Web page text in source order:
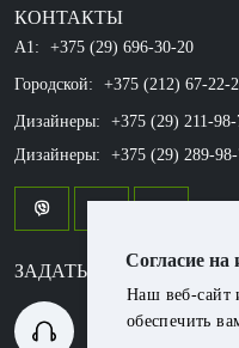
КОНТАКТЫ
A1: +375 (29) 696-30-20
Городской: +375 (212) 67-22-
Дизайнеры:
+375 (29) 211-98-
Дизайнеры:
+375 (29) 289-
ЗАДАТЬ ВОПРОС ?
+375 (29) 696-
Согласие на
Наш веб-сайт
обеспечить